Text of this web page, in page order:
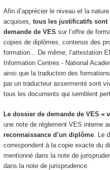
Afin d’apprécier le niveau et la
acquises, tous les justificatifs sont
demande de VES sur l’offre de
copies de diplômes, contenus des
formation... De même, l’attestation
Information Centres - National
ainsi que la traduction des
par un traducteur assermenté sont
tous les documents qui semblent
Le dossier de demande de VES «
une note de règlement VES interne
reconnaissance d’un diplôme. Le
correspondent à la copie exacte du
mentionné dans la note de
dans la note de jurisprudence.